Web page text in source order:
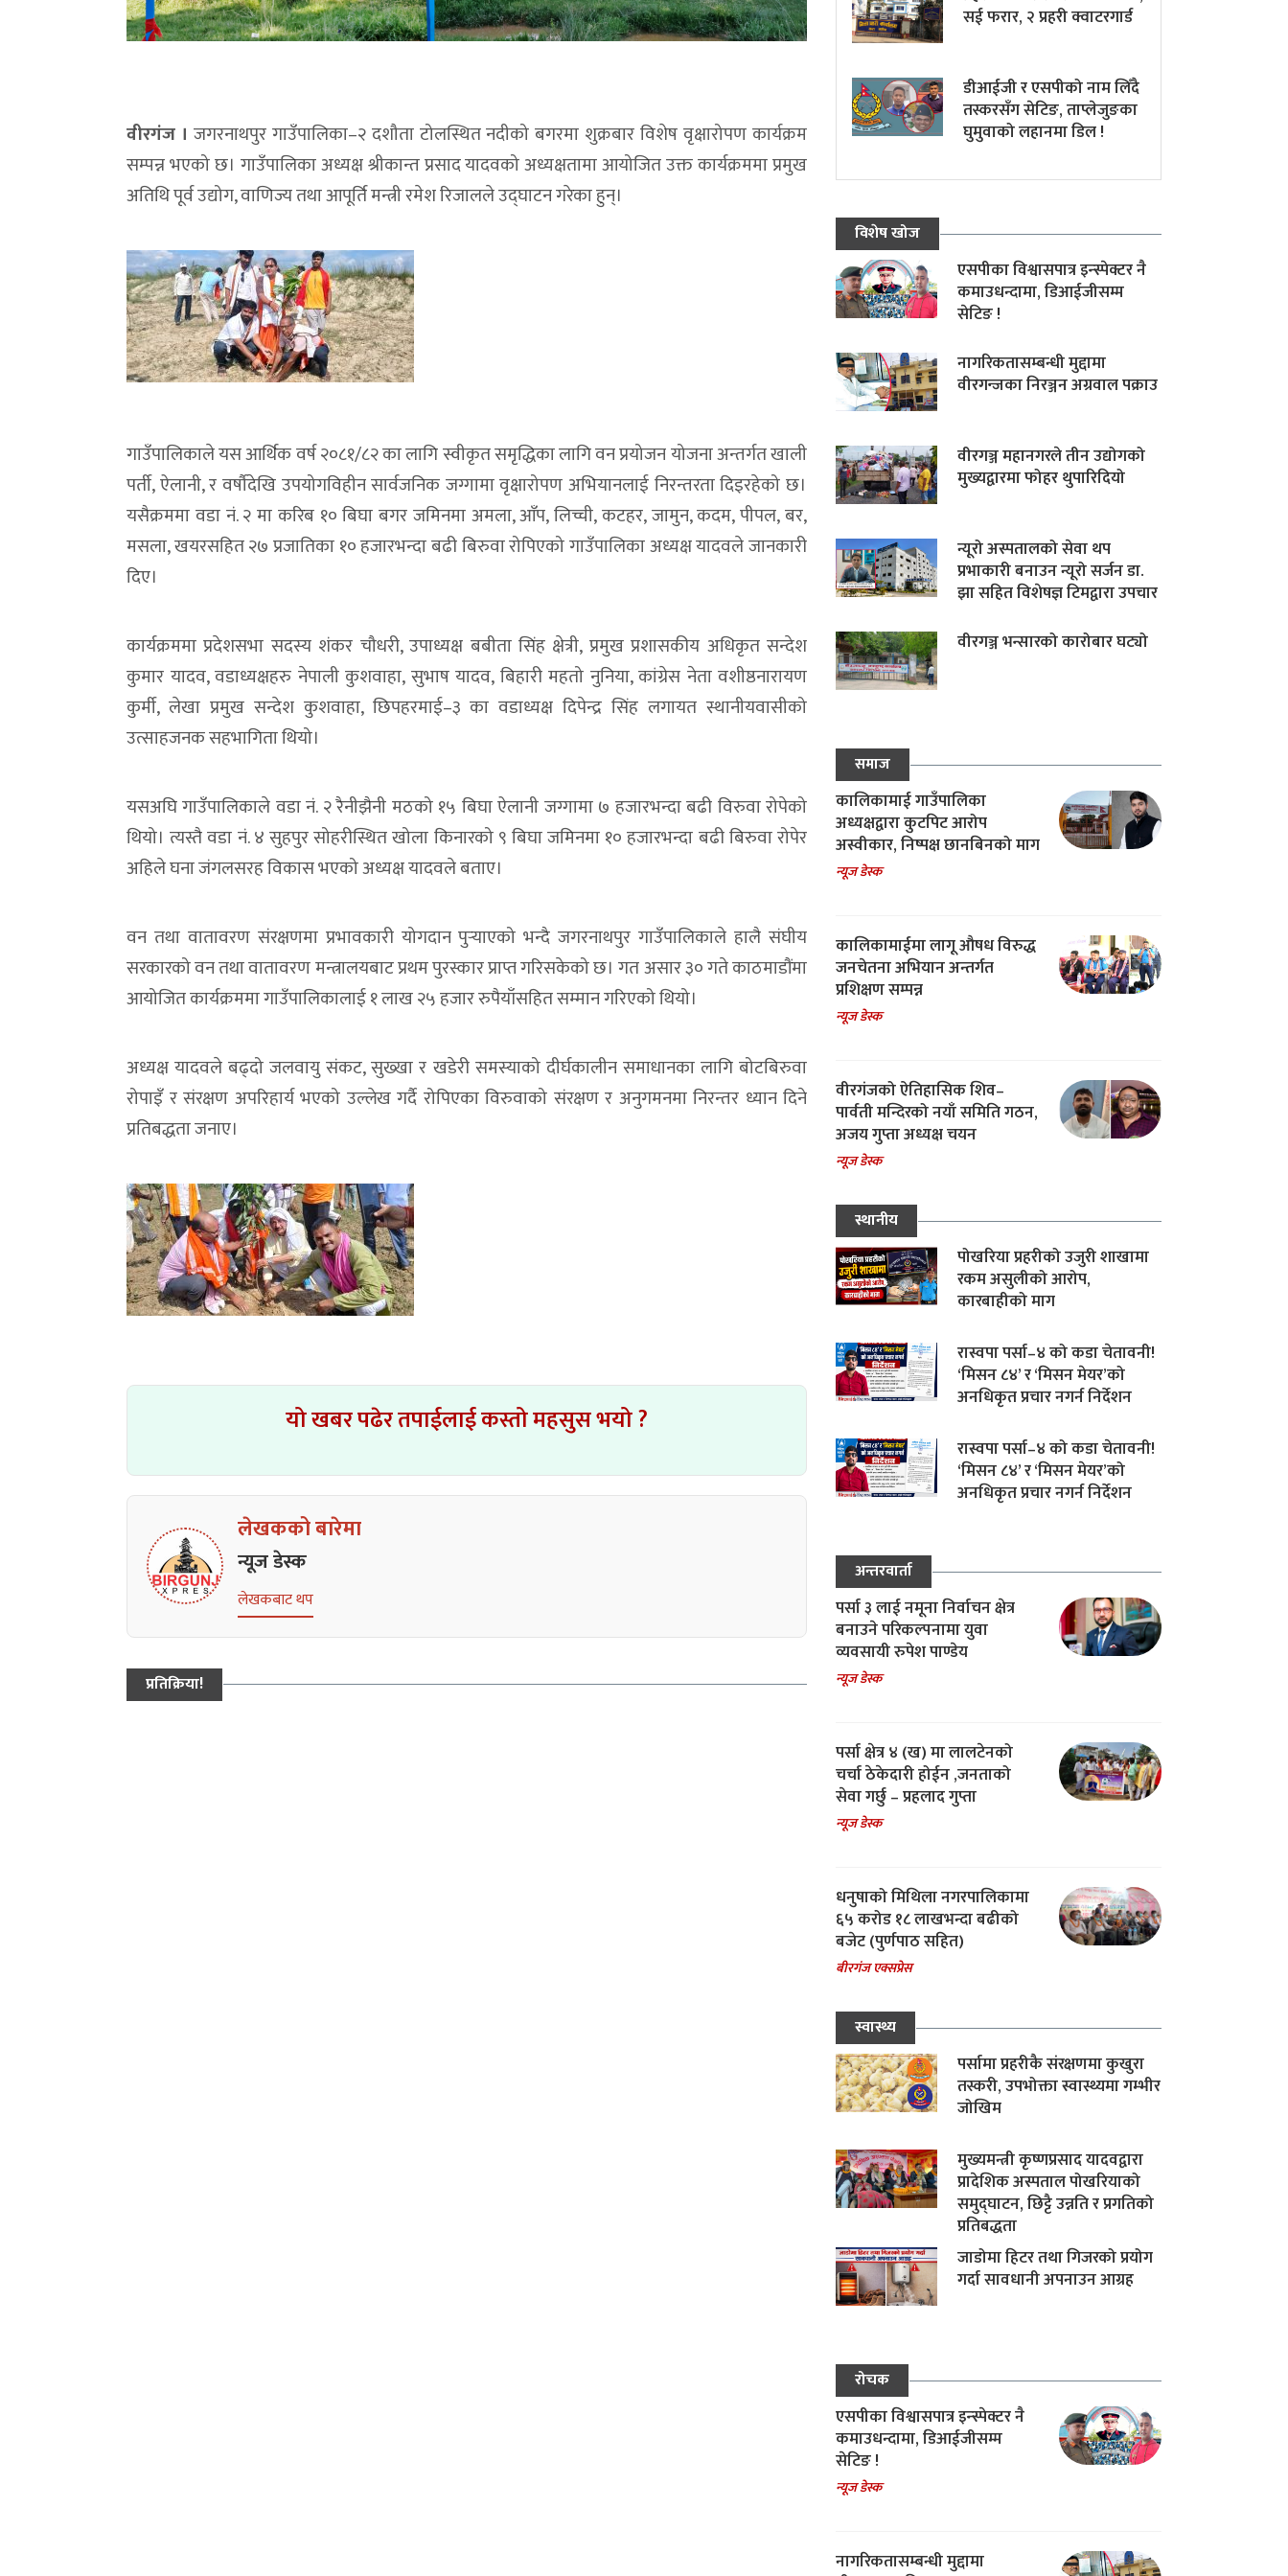
वीरगंज । जगरनाथपुर गाउँपालिका–२ दशौता टोलस्थित नदीको बगरमा शुक्रबार विशेष वृक्षारोपण कार्यक्रम
सम्पन्न भएको छ। गाउँपालिका अध्यक्ष श्रीकान्त प्रसाद यादवको अध्यक्षतामा आयोजित उक्त कार्यक्रममा प्रमुख
अतिथि पूर्व उद्योग, वाणिज्य तथा आपूर्ति मन्त्री रमेश रिजालले उद्घाटन गरेका हुन्।
गाउँपालिकाले यस आर्थिक वर्ष २०८१/८२ का लागि स्वीकृत समृद्धिका लागि वन प्रयोजन योजना अन्तर्गत खाली
पर्ती, ऐलानी, र वर्षौदेखि उपयोगविहीन सार्वजनिक जग्गामा वृक्षारोपण अभियानलाई निरन्तरता दिइरहेको छ।
यसैक्रममा वडा नं. २ मा करिब १० बिघा बगर जमिनमा अमला, आँप, लिच्ची, कटहर, जामुन, कदम, पीपल, बर,
मसला, खयरसहित २७ प्रजातिका १० हजारभन्दा बढी बिरुवा रोपिएको गाउँपालिका अध्यक्ष यादवले जानकारी
दिए।
कार्यक्रममा प्रदेशसभा सदस्य शंकर चौधरी, उपाध्यक्ष बबीता सिंह क्षेत्री, प्रमुख प्रशासकीय अधिकृत सन्देश
कुमार यादव, वडाध्यक्षहरु नेपाली कुशवाहा, सुभाष यादव, बिहारी महतो नुनिया, कांग्रेस नेता वशीष्ठनारायण
कुर्मी, लेखा प्रमुख सन्देश कुशवाहा, छिपहरमाई–३ का वडाध्यक्ष दिपेन्द्र सिंह लगायत स्थानीयवासीको
उत्साहजनक सहभागिता थियो।
यसअघि गाउँपालिकाले वडा नं. २ रैनीझैनी मठको १५ बिघा ऐलानी जग्गामा ७ हजारभन्दा बढी विरुवा रोपेको
थियो। त्यस्तै वडा नं. ४ सुहपुर सोहरीस्थित खोला किनारको ९ बिघा जमिनमा १० हजारभन्दा बढी बिरुवा रोपेर
अहिले घना जंगलसरह विकास भएको अध्यक्ष यादवले बताए।
वन तथा वातावरण संरक्षणमा प्रभावकारी योगदान पुर्‍याएको भन्दै जगरनाथपुर गाउँपालिकाले हालै संघीय
सरकारको वन तथा वातावरण मन्त्रालयबाट प्रथम पुरस्कार प्राप्त गरिसकेको छ। गत असार ३० गते काठमाडौंमा
आयोजित कार्यक्रममा गाउँपालिकालाई १ लाख २५ हजार रुपैयाँसहित सम्मान गरिएको थियो।
अध्यक्ष यादवले बढ्दो जलवायु संकट, सुख्खा र खडेरी समस्याको दीर्घकालीन समाधानका लागि बोटबिरुवा
रोपाइँ र संरक्षण अपरिहार्य भएको उल्लेख गर्दै रोपिएका विरुवाको संरक्षण र अनुगमनमा निरन्तर ध्यान दिने
प्रतिबद्धता जनाए।
यो खबर पढेर तपाईलाई कस्तो महसुस भयो ?
लेखकको बारेमा
न्यूज डेस्क
लेखकबाट थप
प्रतिक्रिया!
सई फरार, २ प्रहरी क्वाटरगार्ड
डीआईजी र एसपीको नाम लिँदै
तस्करसँग सेटिङ, ताप्लेजुङका
घुमुवाको लहानमा डिल !
विशेष खोज
एसपीका विश्वासपात्र इन्स्पेक्टर नै
कमाउधन्दामा, डिआईजीसम्म
सेटिङ !
नागरिकतासम्बन्धी मुद्दामा
वीरगन्जका निरञ्जन अग्रवाल पक्राउ
वीरगञ्ज महानगरले तीन उद्योगको
मुख्यद्वारमा फोहर थुपारिदियो
न्यूरो अस्पतालको सेवा थप
प्रभाकारी बनाउन न्यूरो सर्जन डा.
झा सहित विशेषज्ञ टिमद्वारा उपचार
वीरगञ्ज भन्सारको कारोबार घट्यो
समाज
कालिकामाई गाउँपालिका
अध्यक्षद्वारा कुटपिट आरोप
अस्वीकार, निष्पक्ष छानबिनको माग
न्यूज डेस्क
कालिकामाईमा लागू औषध विरुद्ध
जनचेतना अभियान अन्तर्गत
प्रशिक्षण सम्पन्न
न्यूज डेस्क
वीरगंजको ऐतिहासिक शिव–
पार्वती मन्दिरको नयाँ समिति गठन,
अजय गुप्ता अध्यक्ष चयन
न्यूज डेस्क
स्थानीय
पोखरिया प्रहरीको उजुरी शाखामा
रकम असुलीको आरोप,
कारबाहीको माग
रास्वपा पर्सा–४ को कडा चेतावनी!
‘मिसन ८४’ र ‘मिसन मेयर’को
अनधिकृत प्रचार नगर्न निर्देशन
रास्वपा पर्सा–४ को कडा चेतावनी!
‘मिसन ८४’ र ‘मिसन मेयर’को
अनधिकृत प्रचार नगर्न निर्देशन
अन्तरवार्ता
पर्सा ३ लाई नमूना निर्वाचन क्षेत्र
बनाउने परिकल्पनामा युवा
व्यवसायी रुपेश पाण्डेय
न्यूज डेस्क
पर्सा क्षेत्र ४ (ख) मा लालटेनको
चर्चा ठेकेदारी होईन ,जनताको
सेवा गर्छु – प्रहलाद गुप्ता
न्यूज डेस्क
धनुषाको मिथिला नगरपालिकामा
६५ करोड १८ लाखभन्दा बढीको
बजेट (पुर्णपाठ सहित)
बीरगंज एक्सप्रेस
स्वास्थ्य
पर्सामा प्रहरीकै संरक्षणमा कुखुरा
तस्करी, उपभोक्ता स्वास्थ्यमा गम्भीर
जोखिम
मुख्यमन्त्री कृष्णप्रसाद यादवद्वारा
प्रादेशिक अस्पताल पोखरियाको
समुद्घाटन, छिट्टै उन्नति र प्रगतिको
प्रतिबद्धता
जाडोमा हिटर तथा गिजरको प्रयोग
गर्दा सावधानी अपनाउन आग्रह
रोचक
एसपीका विश्वासपात्र इन्स्पेक्टर नै
कमाउधन्दामा, डिआईजीसम्म
सेटिङ !
न्यूज डेस्क
नागरिकतासम्बन्धी मुद्दामा